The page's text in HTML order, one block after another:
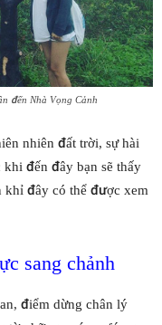
đến Nhà Vọng Cảnh
nhiên đất trời, sự hài
đến đây bạn sẽ thấy
đây có thể được xem
sang chảnh
điểm dừng chân lý